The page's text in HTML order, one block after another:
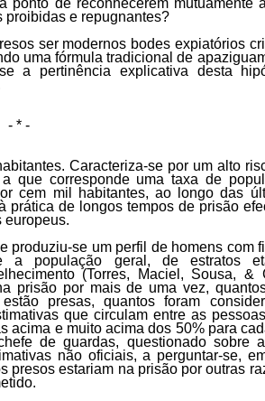
ponto de reconhecerem mutuamente
proibidas e repugnantes?
ser modernos bodes expiatórios
uma fórmula tradicional de
a pertinência explicativa desta
- * -
Caracteriza-se por um alto
que corresponde uma taxa de
cem mil habitantes, ao longo das
prática de longos tempos de prisão
europeus.
produziu-se um perfil de homens com
a população geral, de estratos
(Torres, Maciel, Sousa, &
prisão por mais de uma vez,
presas, quantos foram
que circulam entre as
acima e muito acima dos 50% para
de guardas, questionado sobre
não oficiais, a perguntar-se,
presos estariam na prisão por outras